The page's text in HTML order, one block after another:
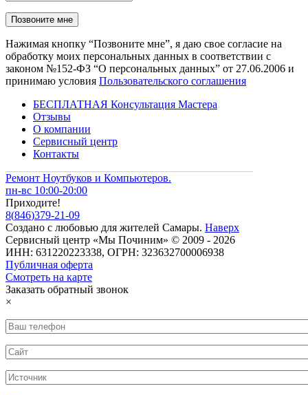
Нажимая кнопку “Позвоните мне”, я даю свое согласие на
обработку моих персональных данных в соответствии с
законом №152-ФЗ “О персональных данных” от 27.06.2006 и
принимаю условия Пользовательского соглашения
БЕСПЛАТНАЯ Консультация Мастера
Отзывы
О компании
Сервисный центр
Контакты
Ремонт Ноутбуков и Компьютеров.
пн-вс 10:00-20:00
Приходите!
8(846)379-21-09
Создано с любовью для жителей Самары. Наверх
Сервисный центр «Мы Починим» © 2009 - 2026
ИНН: 631220223338, ОГРН: 323632700006938
Публичная оферта
Смотреть на карте
Заказать обратный звонок
×